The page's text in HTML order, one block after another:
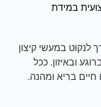
במידת
לנקוט במעשי קיצון
ובאיזון. ככל
חיים בריא ומהנה.